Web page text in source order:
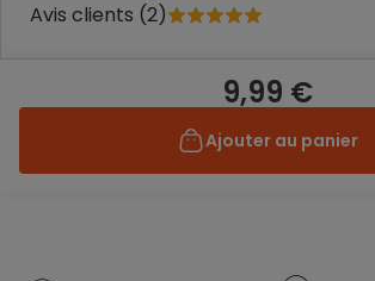
Avis clients (2)
9,99 €
Ajouter au panier